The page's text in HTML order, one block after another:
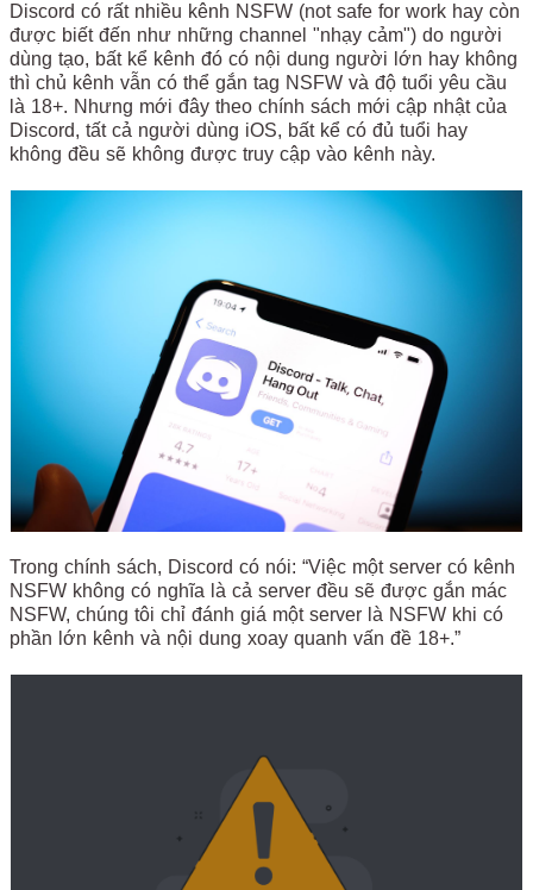
Discord có rất nhiều kênh NSFW (not safe for work hay còn
được biết đến như những channel "nhạy cảm") do người
dùng tạo, bất kể kênh đó có nội dung người lớn hay không
thì chủ kênh vẫn có thể gắn tag NSFW và độ tuổi yêu cầu
là 18+. Nhưng mới đây theo chính sách mới cập nhật của
Discord, tất cả người dùng iOS, bất kể có đủ tuổi hay
không đều sẽ không được truy cập vào kênh này.
Trong chính sách, Discord có nói: “Việc một server có kênh
NSFW không có nghĩa là cả server đều sẽ được gắn mác
NSFW, chúng tôi chỉ đánh giá một server là NSFW khi có
phần lớn kênh và nội dung xoay quanh vấn đề 18+.”